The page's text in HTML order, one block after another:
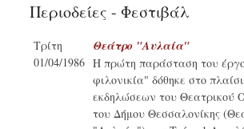
Περιοδείες - Φεστιβάλ
Τρίτη
01/04/1986
Θεάτρο "Αυλαία"
Η πρώτη παράσταση του
φιλονικία" δόθηκε στο
εκδηλώσεων του Θεατρικού
του Δήμου Θεσσαλονίκης